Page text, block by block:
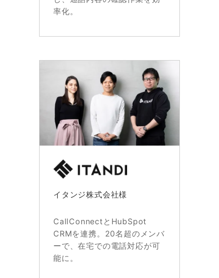
率化。
イタンジ株式会社様
CallConnectとHubSpot
CRMを連携。20名超のメンバ
ーで、在宅での電話対応が可
能に。